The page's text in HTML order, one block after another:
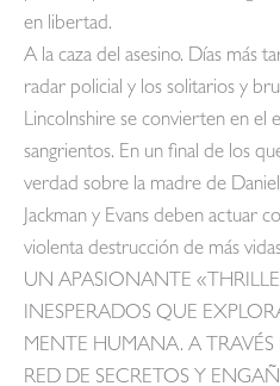
en libertad.
A la caza del asesino. Días más
radar policial y los solitarios y
Lincolnshire se convierten en el
sangrientos. En un final de los
verdad sobre la madre de
Jackman y Evans deben actuar
violenta destrucción de más
UN APASIONANTE
INESPERADOS QUE
MENTE HUMANA. A
RED DE SECRETOS Y